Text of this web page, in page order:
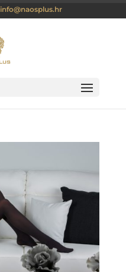
info@naosplus.hr